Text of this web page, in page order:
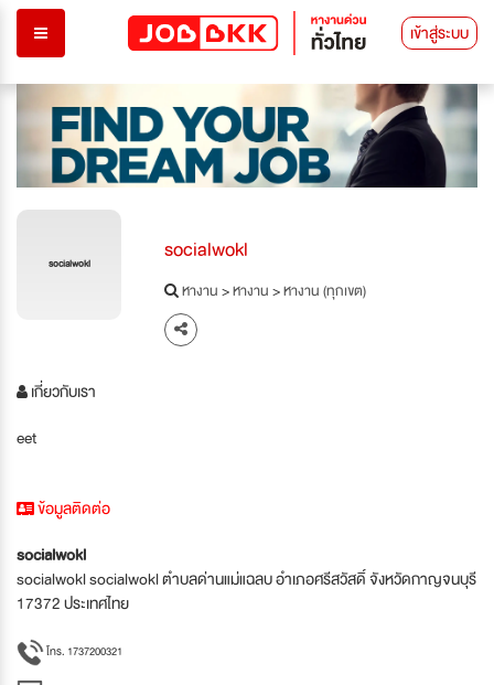
เข้าสู่ระบบ
socialwokl socialwokl
หางาน>หางาน>หางาน (ทุกเขต)
เกี่ยวกับเรา
eet
ข้อมูลติดต่อ
socialwokl
socialwokl socialwokl ตำบลด่านแม่แฉลบ อำเภอศรีสวัสดิ์ จังหวัดกาญจนบุรี
17372 ประเทศไทย
โทร. 1737200321